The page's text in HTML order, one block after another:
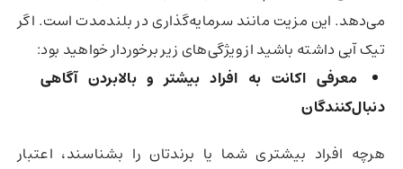
می‌دهد. این مزیت مانند سرمایه‌گذاری در بلندمدت است. اگر
تیک آبی داشته باشید از ویژگی‌های زیر برخوردار خواهید بود:
معرفی اکانت به افراد بیشتر و بالابردن آگاهی
دنبال‌کنندگان
هرچه افراد بیشتری شما یا برندتان را بشناسند، اعتبار